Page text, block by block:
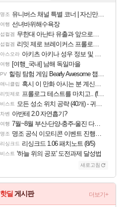
명조 유니버스 채널 특별 코너 | 자신만의 스타일
여행 선녀바위해수욕장
섭컬겜 무한대 아난타 유출과 앞으로의 예상 (루머)
섭컬겜 리밋 제로 브레이커스 프롤로그 테스트 후기 영상 업로드
아스오라 아키츠 아키나 성우 정보 및 주요 필모
여행 [여행_국내] 남해 독일마을
PV 힐링 탐험 게임 Bearly Awesome 챕터 1 트레일러
애니클립 혹시 이 만화 아시는 분 계신가요
리밋제로 프롤로그 테스트를 마치고.. (feat. 리아)
비스트 모든 성소 위치 공략 (40개) - 귀환한 영혼 도전과제
차벤 아반테 2.0 자연흡기?
여행 7월~8월 부산-단양-충주-울진 다녀왔어요~
명조 명조 공식 이모티콘 이벤트 진행해봤습니다! 참여부터 추첨까지????
리싱크드 리싱크드 1.06 패치노트 (8/5)
비스트 '하늘 위의 공포' 도전과제 달성법
새로고침
핫딜 게시판 더보기+